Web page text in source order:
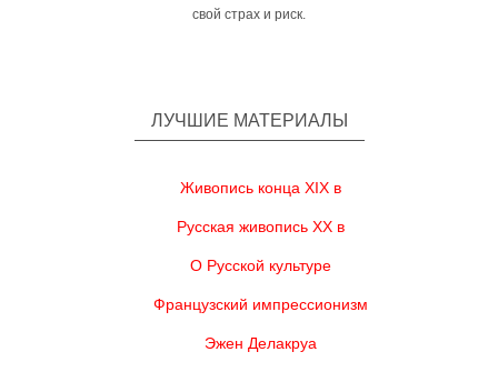
свой страх и риск.
ЛУЧШИЕ МАТЕРИАЛЫ
Живопись конца XIX в
Русская живопись XX в
О Русской культуре
Французский импрессионизм
Эжен Делакруа